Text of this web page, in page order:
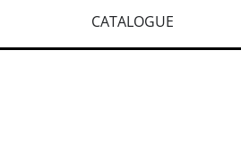
CATALOGUE